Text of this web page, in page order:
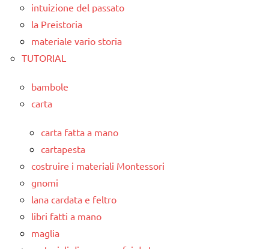
intuizione del passato
la Preistoria
materiale vario storia
TUTORIAL
bambole
carta
carta fatta a mano
cartapesta
costruire i materiali Montessori
gnomi
lana cardata e feltro
libri fatti a mano
maglia